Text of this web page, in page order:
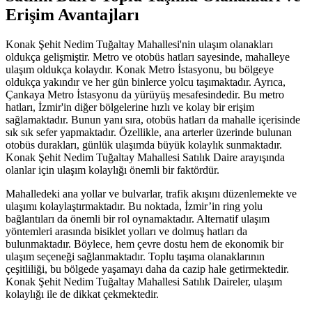
Erişim Avantajları
Konak Şehit Nedim Tuğaltay Mahallesi'nin ulaşım olanakları
oldukça gelişmiştir. Metro ve otobüs hatları sayesinde, mahalleye
ulaşım oldukça kolaydır. Konak Metro İstasyonu, bu bölgeye
oldukça yakındır ve her gün binlerce yolcu taşımaktadır. Ayrıca,
Çankaya Metro İstasyonu da yürüyüş mesafesindedir. Bu metro
hatları, İzmir'in diğer bölgelerine hızlı ve kolay bir erişim
sağlamaktadır. Bunun yanı sıra, otobüs hatları da mahalle içerisinde
sık sık sefer yapmaktadır. Özellikle, ana arterler üzerinde bulunan
otobüs durakları, günlük ulaşımda büyük kolaylık sunmaktadır.
Konak Şehit Nedim Tuğaltay Mahallesi Satılık Daire arayışında
olanlar için ulaşım kolaylığı önemli bir faktördür.
Mahalledeki ana yollar ve bulvarlar, trafik akışını düzenlemekte ve
ulaşımı kolaylaştırmaktadır. Bu noktada, İzmir’in ring yolu
bağlantıları da önemli bir rol oynamaktadır. Alternatif ulaşım
yöntemleri arasında bisiklet yolları ve dolmuş hatları da
bulunmaktadır. Böylece, hem çevre dostu hem de ekonomik bir
ulaşım seçeneği sağlanmaktadır. Toplu taşıma olanaklarının
çeşitliliği, bu bölgede yaşamayı daha da cazip hale getirmektedir.
Konak Şehit Nedim Tuğaltay Mahallesi Satılık Daireler, ulaşım
kolaylığı ile de dikkat çekmektedir.